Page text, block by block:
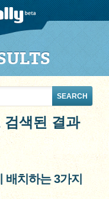
검색된 결과
배치하는 3가지